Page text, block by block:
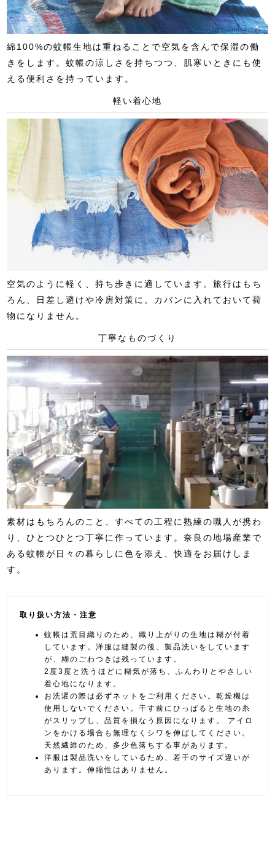
綿100%の蚊帳生地は重ねることで空気を含んで保湿の働
きをします。蚊帳の涼しさを持ちつつ、肌寒いときにも使
える便利さを持っています。
軽い着心地
空気のように軽く、持ち歩きに適しています。旅行はもち
ろん、日差し避けや冷房対策に。カバンに入れておいて荷
物になりません。
丁寧なものづくり
素材はもちろんのこと、すべての工程に熟練の職人が携わ
り、ひとつひとつ丁寧に作っています。奈良の地場産業で
ある蚊帳が日々の暮らしに色を添え、快適をお届けしま
す。
取り扱い方法・注意
蚊帳は荒目織りのため、織り上がりの生地は糊が付着
しています。洋服は縫製の後、製品洗いをしています
が、糊のごわつきは残っています。
2度3度と洗うほどに糊気が落ち、ふんわりとやさしい
着心地になります。
お洗濯の際は必ずネットをご利用ください。乾燥機は
使用しないでください。干す前にひっぱると生地の糸
がスリップし、品質を損なう原因になります。 アイロ
ンをかける場合も無理なくシワを伸ばしてください。
天然繊維のため、多少色落ちする事があります。
洋服は製品洗いをしているため、若干のサイズ違いが
あります。伸縮性はありません。